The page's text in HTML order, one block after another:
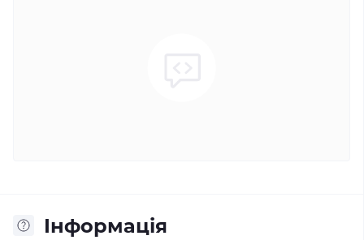
Iнформація